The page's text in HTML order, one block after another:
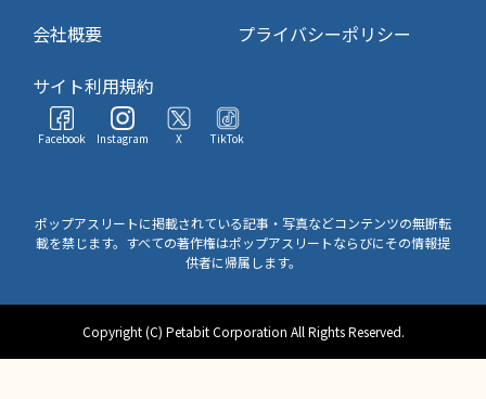
会社概要
プライバシーポリシー
サイト利用規約
Facebook Instagram X TikTok
ポップアスリートに掲載されている記事・写真などコンテンツの無断転
載を禁じます。すべての著作権はポップアスリートならびにその情報提
供者に帰属します。
Copyright (C) Petabit Corporation All Rights Reserved.